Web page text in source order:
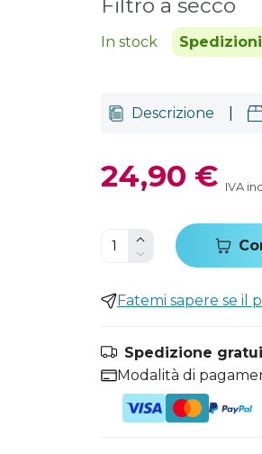
Filtro a secco
In stock
Descrizione
24,90 € IVA
Fatemi sapere se il
Spedizione
Modalità di